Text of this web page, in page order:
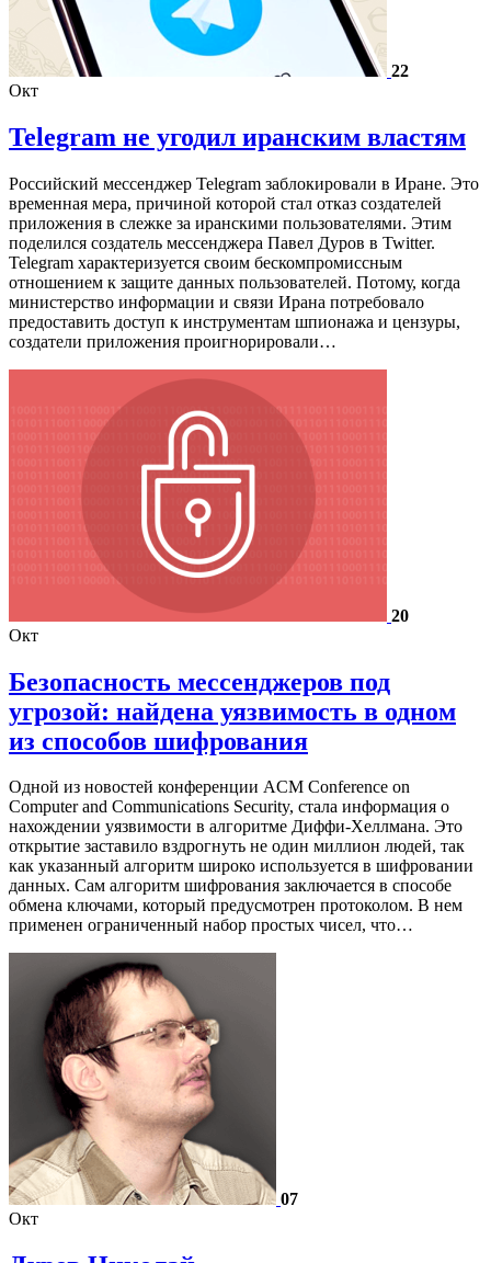
22
Окт
Telegram не угодил иранским властям
Российский мессенджер Telegram заблокировали в Иране. Это
временная мера, причиной которой стал отказ создателей
приложения в слежке за иранскими пользователями. Этим
поделился создатель мессенджера Павел Дуров в Twitter.
Telegram характеризуется своим бескомпромиссным
отношением к защите данных пользователей. Потому, когда
министерство информации и связи Ирана потребовало
предоставить доступ к инструментам шпионажа и цензуры,
создатели приложения проигнорировали…
20
Окт
Безопасность мессенджеров под
угрозой: найдена уязвимость в одном
из способов шифрования
Одной из новостей конференции ACM Conference on
Computer and Communications Security, стала информация о
нахождении уязвимости в алгоритме Диффи-Хеллмана. Это
открытие заставило вздрогнуть не один миллион людей, так
как указанный алгоритм широко используется в шифровании
данных. Сам алгоритм шифрования заключается в способе
обмена ключами, который предусмотрен протоколом. В нем
применен ограниченный набор простых чисел, что…
07
Окт